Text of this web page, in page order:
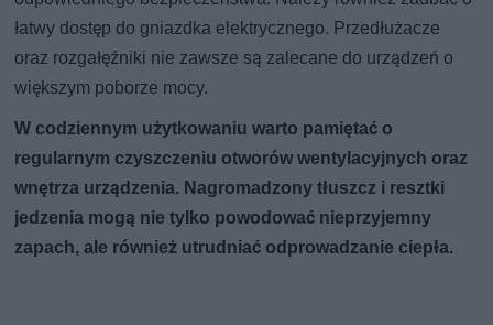
łatwy dostęp do gniazdka elektrycznego. Przedłużacze
oraz rozgałęźniki nie zawsze są zalecane do urządzeń o
większym poborze mocy.
W codziennym użytkowaniu warto pamiętać o
regularnym czyszczeniu otworów wentylacyjnych oraz
wnętrza urządzenia. Nagromadzony tłuszcz i resztki
jedzenia mogą nie tylko powodować nieprzyjemny
zapach, ale również utrudniać odprowadzanie ciepła.